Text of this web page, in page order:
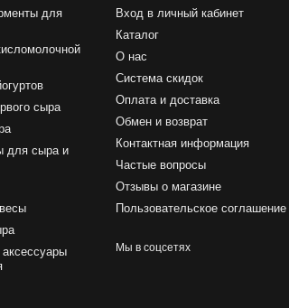
для
сыра
для сыра и
Вход в личный кабинет
Каталог
О нас
Система скидок
Оплата и доставка
Обмен и возврат
Контактная информация
Частые вопросы
Отзывы о магазине
Пользовательское соглашение
Мы в соцсетях